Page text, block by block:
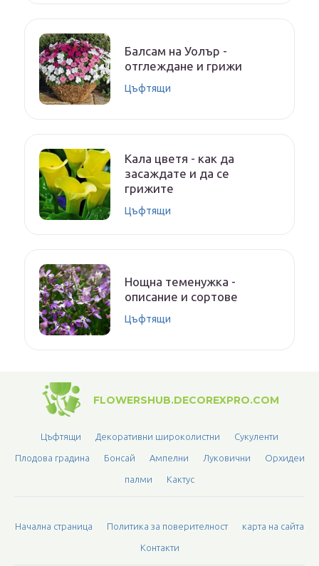
Балсам на Уолър -
отглеждане и грижи
Цъфтящи
Кала цветя - как да
засаждате и да се
грижите
Цъфтящи
Нощна теменужка -
описание и сортове
Цъфтящи
FLOWERSHUB.DECOREXPRO.COM
Цъфтящи Декоративни широколистни Сукуленти
Плодова градина Бонсай Ампелни Луковични Орхидеи
палми Кактус
Начална страница Политика за поверителност карта на сайта
Контакти